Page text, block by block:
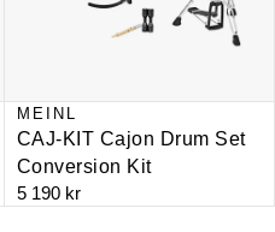
MEINL
CAJ-KIT Cajon Drum Set
Conversion Kit
5 190 kr